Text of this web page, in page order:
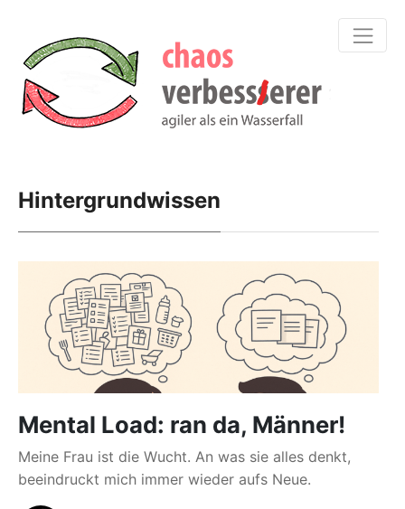
Hintergrundwissen
Mental Load: ran da, Männer!
Meine Frau ist die Wucht. An was sie alles denkt,
beeindruckt mich immer wieder aufs Neue.